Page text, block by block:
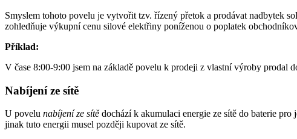
Smyslem tohoto povelu je vytvořit tzv. řízený přetok a prodávat nadbytek
zohledňuje výkupní cenu silové elektřiny poníženou o poplatek
Příklad:
V čase 8:00-9:00 jsem na základě povelu k prodeji z vlastní výroby
Nabíjení ze sítě
U povelu nabíjení ze sítě dochází k akumulaci energie ze sítě do baterie
jinak tuto energii musel později kupovat ze sítě.